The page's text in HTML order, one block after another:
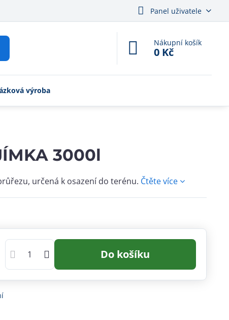
Panel uživatele
Nákupní košík
0 Kč
výroba
3000l
určená k osazení do terénu. Čtěte více
Do košíku